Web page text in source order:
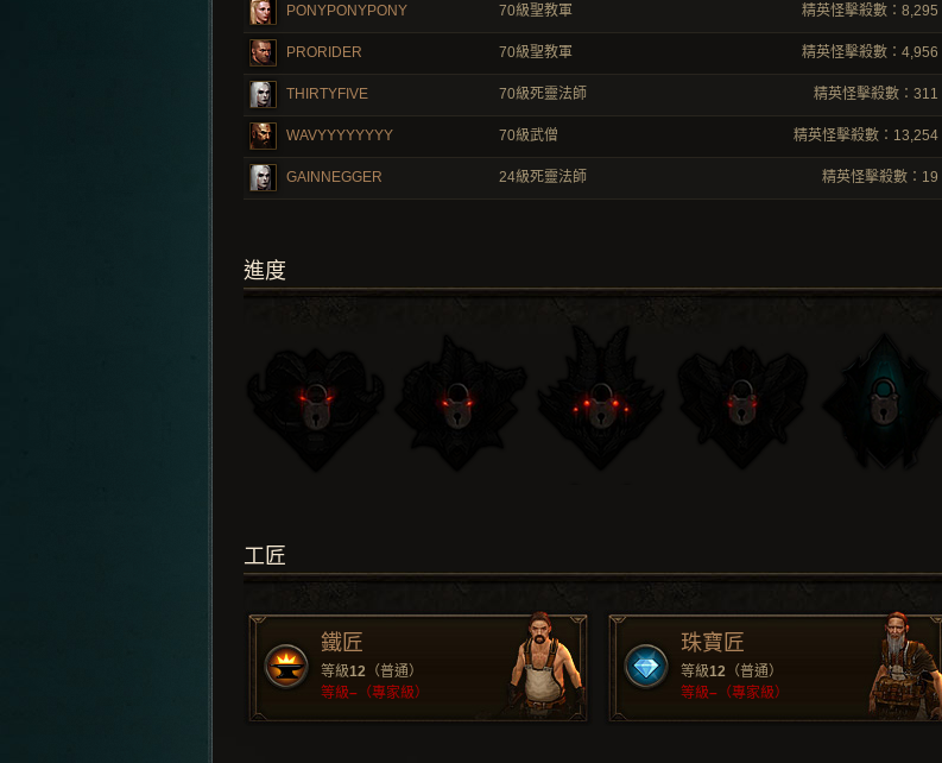
PONYPONYPONY 70級聖教軍 精英怪擊殺數：8,295
PRORIDER 70級聖教軍 精英怪擊殺數：4,956
THIRTYFIVE 70級死靈法師 精英怪擊殺數：311
WAVYYYYYYYY 70級武僧 精英怪擊殺數：13,254
GAINNEGGER 24級死靈法師 精英怪擊殺數：19
進度
工匠
鐵匠
等級12 （普通）
等級– （專家級）
珠寶匠
等級12 （普通）
等級– （專家級）